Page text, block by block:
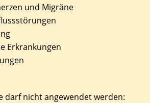
und Migräne
Erkrankungen
darf nicht angewendet werden: